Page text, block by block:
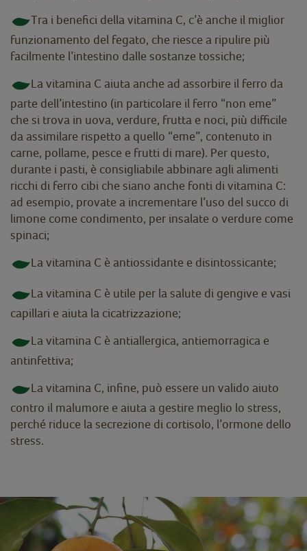
Tra i benefici della vitamina C, c’è anche il miglior
funzionamento del fegato, che riesce a ripulire più
facilmente l’intestino dalle sostanze tossiche;
La vitamina C aiuta anche ad assorbire il ferro da
parte dell’intestino (in particolare il ferro “non eme”
che si trova in uova, verdure, frutta e noci, più difficile
da assimilare rispetto a quello “eme”, contenuto in
carne, pollame, pesce e frutti di mare). Per questo,
durante i pasti, è consigliabile abbinare agli alimenti
ricchi di ferro cibi che siano anche fonti di vitamina C:
ad esempio, provate a incrementare l’uso del succo di
limone come condimento, per insalate o verdure come
spinaci;
La vitamina C è antiossidante e disintossicante;
La vitamina C è utile per la salute di gengive e vasi
capillari e aiuta la cicatrizzazione;
La vitamina C è antiallergica, antiemorragica e
antinfettiva;
La vitamina C, infine, può essere un valido aiuto
contro il malumore e aiuta a gestire meglio lo stress,
perché riduce la secrezione di cortisolo, l’ormone dello
stress.